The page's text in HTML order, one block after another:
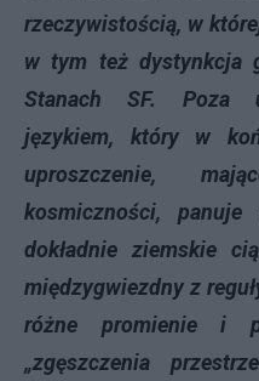
rzeczywistością, w
w tym też dystynkcja
Stanach SF. Poza
językiem, który w
uproszczenie,
kosmiczności,
dokładnie ziemskie
międzygwiezdny z
różne promienie i
„zgęszczenia